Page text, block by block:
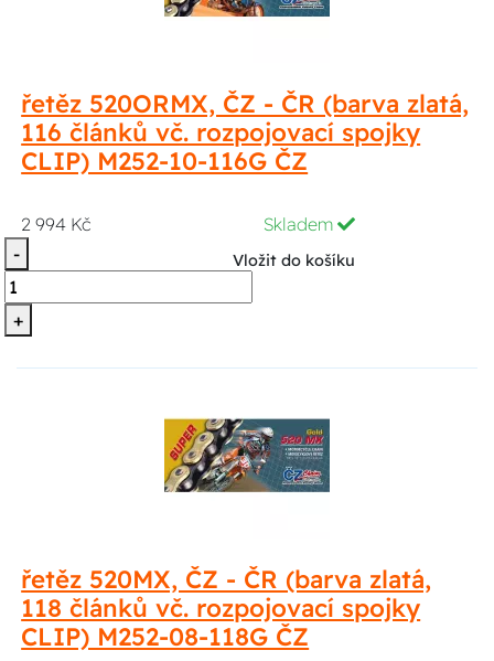
řetěz 520ORMX, ČZ - ČR (barva zlatá,
116 článků vč. rozpojovací spojky
CLIP) M252-10-116G ČZ
2 994 Kč
Skladem
-
+
Vložit do košíku
řetěz 520MX, ČZ - ČR (barva zlatá,
118 článků vč. rozpojovací spojky
CLIP) M252-08-118G ČZ